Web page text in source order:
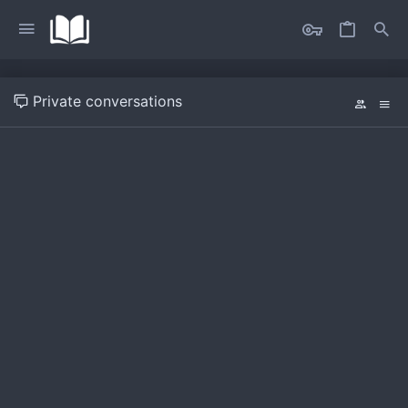
Private conversations